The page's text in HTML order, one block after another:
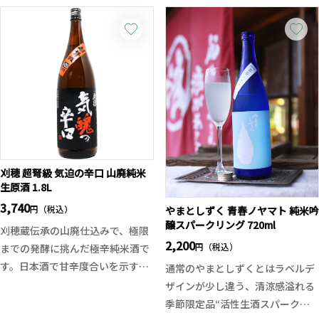
とキレ、透明感と余韻、絶妙なバ
ランスに仕上がっております。華
やかな香りと濃醇な旨味、出羽
燦々の魅力が引き出されていま
す、後からの上品なビターも素晴
らしい。生酒と違い火入れになっ
た事でよりバランスの取れた酒質
に仕上がっており、二兎でしか味
わえない重厚感とエレガントな余
韻を是非ご堪能ください！
届けたい」という想いで、父から
受け継いだ技術と自身の感性を融
合させ、全体設計を一新。
大麦の上品な香ばしさ、ふくよか
な旨味に加え、引き締まったキレ
が美しく、食中に寄り添いながら
も、一杯で“焼酎の新しい表情”を
感じられる仕上がりです。
余韻には柔らかな甘みと穀物のミ
ネラル感が心地よく、どんな料理
とも調和する万能性を備えていま
す。麦焼酎の未来と可能性を体現
した、まさにアーティスティック
な一本に仕上がっております。
刈穂 超弩級 気迫の辛口 山廃純米
生原酒 1.8L
3,740円（税込）
刈穂蔵伝承の山廃仕込みで、極限
までの発酵に挑んだ極辛純米酒で
す。日本酒で甘辛度合いを示すの
やまとしずく 青春ノヤマト 純米吟
醸スパークリング 720ml
2,200円（税込）
通常のやまとしずくとはラベルデ
ザインが少し違う、清涼感溢れる
季節限定品“活性生酒スパークリ